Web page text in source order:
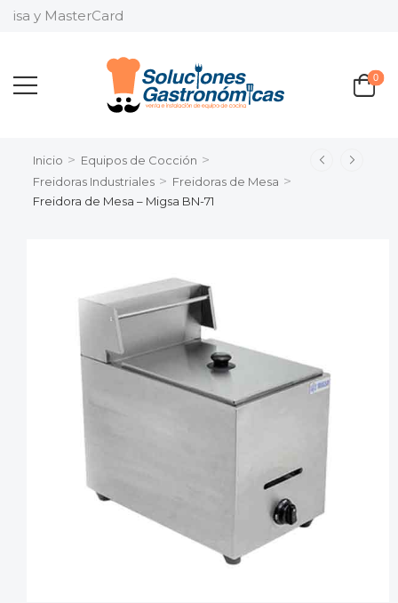
y MasterCard
0
Inicio > Equipos de Cocción >
Freidoras Industriales > Freidoras de Mesa >
Freidora de Mesa – Migsa BN-71